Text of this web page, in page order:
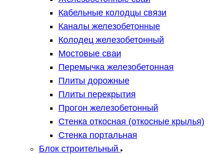
Кабельные колодцы связи
Каналы железобетонные
Колодец железобетонный
Мостовые сваи
Перемычка железобетонная
Плиты дорожные
Плиты перекрытия
Прогон железобетонный
Стенка откосная (откосные крылья)
Стенка портальная
Блок строительный